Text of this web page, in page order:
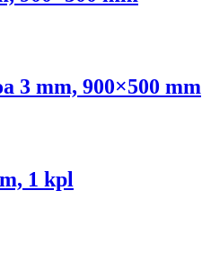
3 mm, 900×500 mm
1 kpl